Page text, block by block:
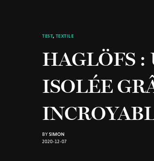
TEST, TEXTILE
HAGLÖFS
ISOLÉE
BYSIMON
2020-12-07